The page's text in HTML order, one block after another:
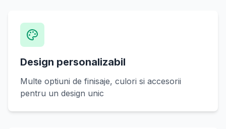
Design personalizabil
Multe optiuni de finisaje, culori si accesorii
pentru un design unic